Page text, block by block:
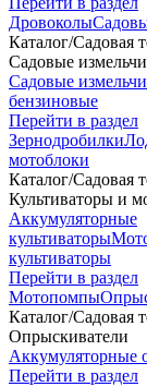
Дровоколы
Каталог/Садовая
Садовые
Садовые
бензиновые
Перейти в раздел
Зернодробилки
мотоблоки
Каталог/Садовая
Культиваторы и
Аккумуляторные
культиваторы
культиваторы
Перейти в раздел
Мотопомпы
Каталог/Садовая
Опрыскиватели
Аккумуляторные
Перейти в раздел